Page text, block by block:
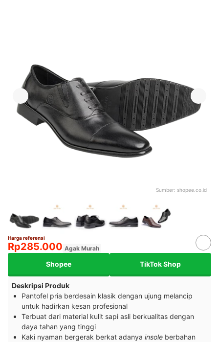
Sumber: shopee.co.id
Harga referensi
Rp285.000 Agak Murah
Shopee TikTok Shop
Deskripsi Produk
Pantofel pria berdesain klasik dengan ujung melancip
untuk hadirkan kesan profesional
Terbuat dari material kulit sapi asli berkualitas dengan
daya tahan yang tinggi
Kaki nyaman bergerak berkat adanya insole berbahan